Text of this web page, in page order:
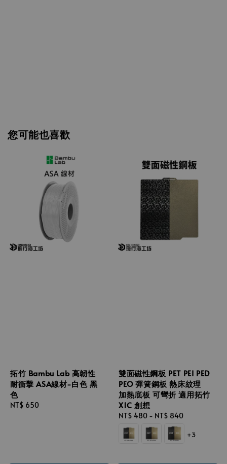
您可能也喜歡
拓竹 Bambu Lab 高韌性
耐衝擊 ASA線材-白色 黑
色
Regular
NT$ 650
雙面磁性鋼板 PET PEI PED
PEO 彈簧鋼板 熱床紋理
加熱底板 可彎折 適用拓竹
X1C 創想
Regular
price
NT$ 480 - NT$ 840
+3